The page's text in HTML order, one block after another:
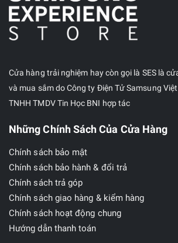
Với tính năng Khoanh
trên Google
ở Galaxy
tìm kiếm bất kỳ thứ gì mà
tin bạn nhìn thấy trên
Google. Dịch nhanh mọi
văn bản ngay lập tức chỉ
chóng có được thông tin
ngay với công việc đang
tròn để tìm kiếm thậm chí
và phác thảo các bước để
vật lý và toán học.
Tính năngAir Command
hợp trong Galaxy S Pen
Cửa hàng trải nghiệm hay còn gọi là SES là
và mua sắm do Công ty Điện Tử Samsung
TNHH TMDV Tin Học BNI hợp tác
Những Chính Sách Của Cửa Hàng
Chính sách bảo mật
Chính sách bảo hành & đổi trả
Chính sách trả góp
Chính sách giao hàng & kiểm hàng
Chính sách hoạt động chung
Hướng dẫn thanh toán